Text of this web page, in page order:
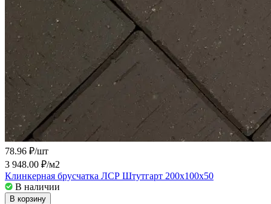
78.96 ₽/шт
3 948.00 ₽/м2
Клинкерная брусчатка ЛСР Штутгарт 200x100x50
В наличии
В корзину